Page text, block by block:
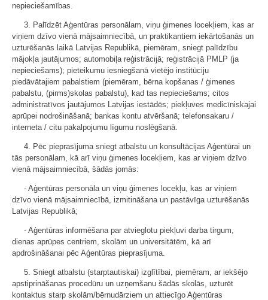
nepieciešamības.
3. Palīdzēt Aģentūras personālam, viņu ģimenes locekļiem, kas ar
viņiem dzīvo vienā mājsaimniecībā, un praktikantiem iekārtošanās un
uzturēšanās laikā Latvijas Republikā, piemēram, sniegt palīdzību
mājokļa jautājumos; automobiļa reģistrācijā; reģistrācijā PMLP (ja
nepieciešams); pieteikumu iesniegšanā vietējo institūciju
piedāvātajiem pabalstiem (piemēram, bērna kopšanas / ģimenes
pabalstu, (pirms)skolas pabalstu), kad tas nepieciešams; citos
administratīvos jautājumos Latvijas iestādēs; piekļuves medicīniskajai
aprūpei nodrošināšanā; bankas kontu atvēršanā; telefonsakaru /
interneta / citu pakalpojumu līgumu noslēgšanā.
4. Pēc pieprasījuma sniegt atbalstu un konsultācijas Aģentūrai un
tās personālam, kā arī viņu ģimenes locekļiem, kas ar viņiem dzīvo
vienā mājsaimniecībā, šādās jomās:
- Aģentūras personāla un viņu ģimenes locekļu, kas ar viņiem
dzīvo vienā mājsaimniecībā, izmitināšana un pastāvīga uzturēšanās
Latvijas Republikā;
- Aģentūras informēšana par atvieglotu piekļuvi darba tirgum,
dienas aprūpes centriem, skolām un universitātēm, kā arī
apdrošināšanai pēc Aģentūras pieprasījuma.
5. Sniegt atbalstu (starptautiskai) izglītībai, piemēram, ar iekšējo
apstiprināšanas procedūru un uzņemšanu šādās skolās, uzturēt
kontaktus starp skolām/bērnudārziem un attiecīgo Aģentūras